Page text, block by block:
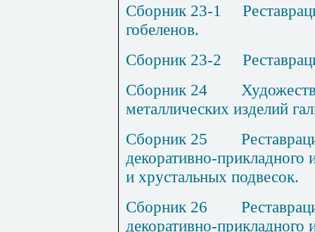
Сборник 23-1 Р
гобеленов.
Сборник 23-2 Р
Сборник 24 Х
металлических изделий
Сборник 25 Р
декоративно-прикладного
и хрустальных подвесок.
Сборник 26 Р
декоративно-прикладного